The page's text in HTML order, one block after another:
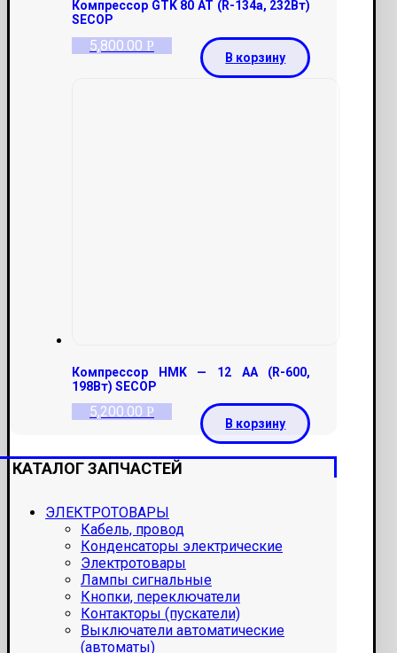
Компрессор GTK 80 AT (R-134a, 232Вт)
SECOP
5,800.00 Р
В корзину
Компрессор HMK — 12 AA (R-600,
198Вт) SECOP
5,200.00 Р
В корзину
КАТАЛОГ ЗАПЧАСТЕЙ
ЭЛЕКТРОТОВАРЫ
Кабель, провод
Конденсаторы электрические
Электротовары
Лампы сигнальные
Кнопки, переключатели
Контакторы (пускатели)
Выключатели автоматические
(автоматы)